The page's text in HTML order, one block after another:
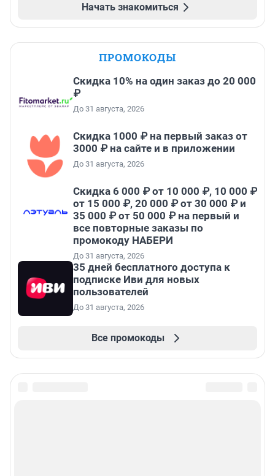
Начать знакомиться
ПРОМОКОДЫ
Скидка 10% на один заказ до 20 000
₽
До 31 августа, 2026
Скидка 1000 ₽ на первый заказ от
3000 ₽ на сайте и в приложении
До 31 августа, 2026
Скидка 6 000 ₽ от 10 000 ₽, 10 000 ₽
от 15 000 ₽, 20 000 ₽ от 30 000 ₽ и
35 000 ₽ от 50 000 ₽ на первый и
все повторные заказы по
промокоду НАБЕРИ
До 31 августа, 2026
35 дней бесплатного доступа к
подписке Иви для новых
пользователей
До 31 августа, 2026
Все промокоды